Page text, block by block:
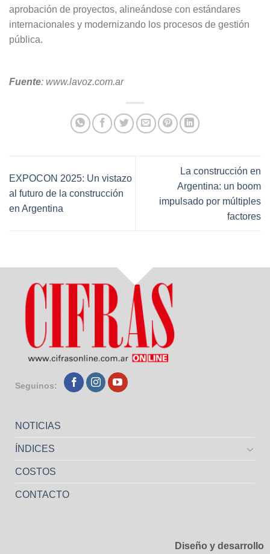
aprobación de proyectos, alineándose con estándares
internacionales y modernizando los procesos de gestión
pública.
Fuente: www.lavoz.com.ar
EXPOCON 2025: Un vistazo
al futuro de la construcción
en Argentina
La construcción en
Argentina: un boom
impulsado por múltiples
factores
Seguinos:
NOTICIAS
ÍNDICES
COSTOS
CONTACTO
Diseño y desarrollo